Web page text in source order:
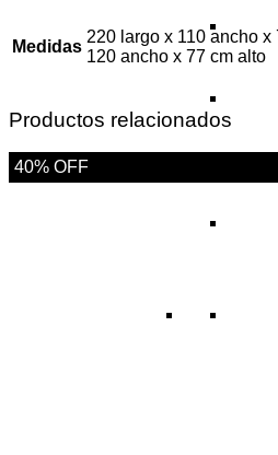
Medidas
220 largo x 110 ancho
120 ancho x 77 cm alto
Productos relacionados
40% OFF